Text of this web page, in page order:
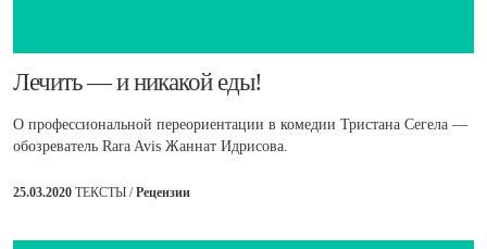
​Лечить — и никакой еды!
О профессиональной переориентации в комедии Тристана Сегела —
обозреватель Rara Avis Жаннат Идрисова.
25.03.2020 ТЕКСТЫ /Рецензии